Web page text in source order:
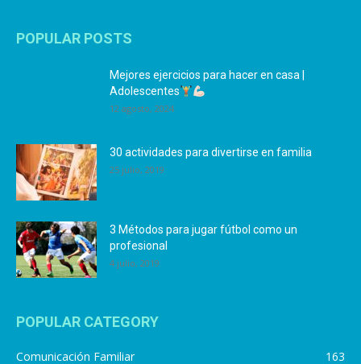
POPULAR POSTS
Mejores ejercicios para hacer en casa |
Adolescentes
12 agosto, 2024
30 actividades para divertirse en familia
25 julio, 2019
3 Métodos para jugar fútbol como un
profesional
4 julio, 2019
POPULAR CATEGORY
Comunicación Familiar 163